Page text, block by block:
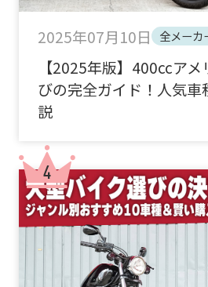
2025年07月10日 全メーカ
【2025年版】400ccア
びの完全ガイド！人気
説